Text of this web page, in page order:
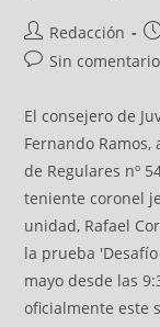
Redacción
Sin
El consejero de
Fernando
de Regulares nº
teniente coronel
unidad, Rafael
la prueba
mayo desde las
oficialmente este